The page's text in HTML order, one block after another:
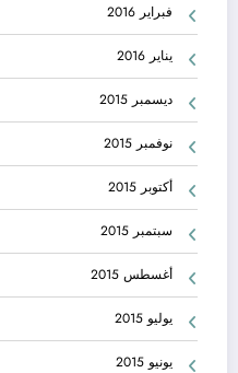
فبراير 2016
يناير 2016
ديسمبر 2015
نوفمبر 2015
أكتوبر 2015
سبتمبر 2015
أغسطس 2015
يوليو 2015
يونيو 2015